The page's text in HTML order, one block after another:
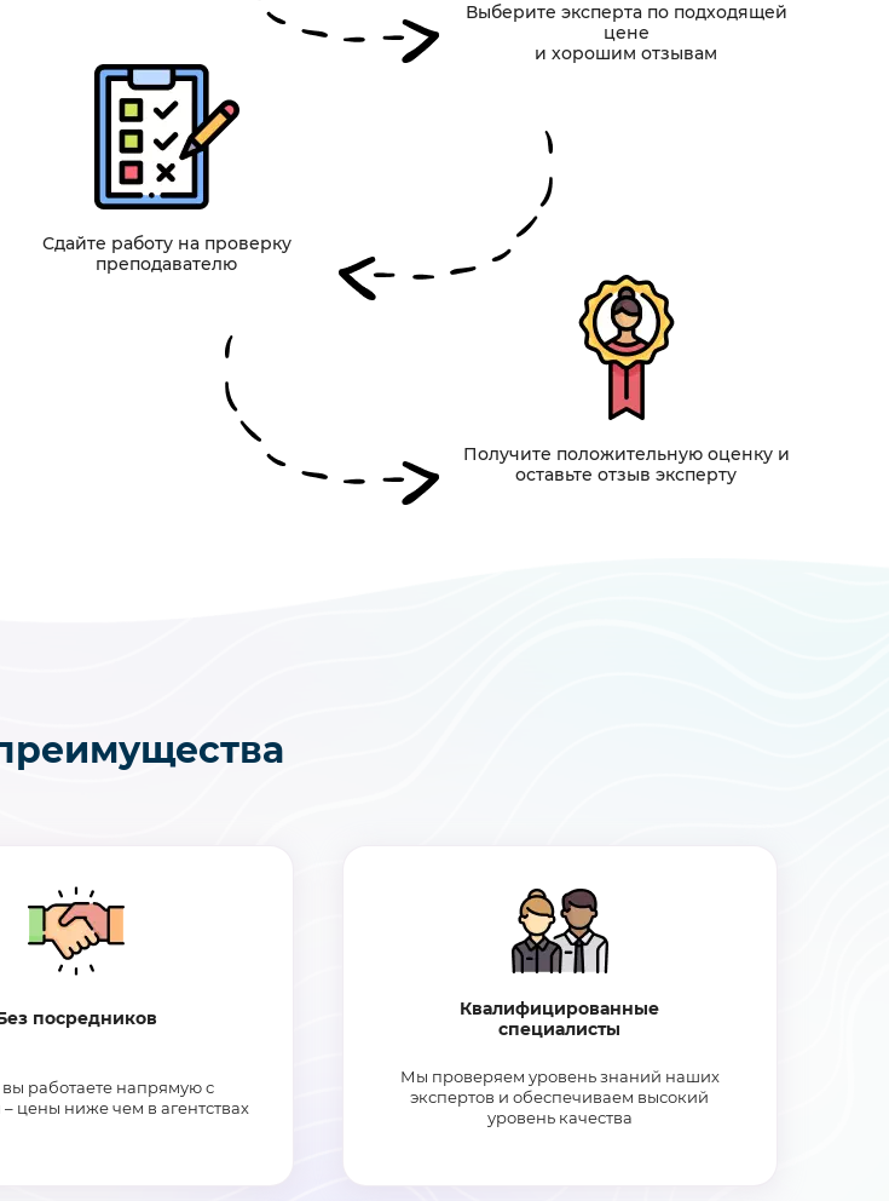
Выберите эксперта по подходящей
цене
и хорошим отзывам
Сдайте работу на проверку
преподавателю
Получите положительную оценку и
оставьте отзыв эксперту
посредников
вы работаете напрямую с
цены ниже чем в агентствах
Квалифицированные
специалисты
Мы проверяем уровень знаний наших
экспертов и обеспечиваем высокий
уровень качества